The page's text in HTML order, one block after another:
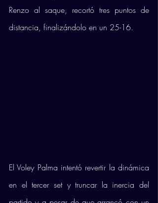
Renzo al saque, recortó tres puntos de
distancia, finalizándolo en un 25-16.
El Voley Palma intentó revertir la dinámica
en el tercer set y truncar la inercia del